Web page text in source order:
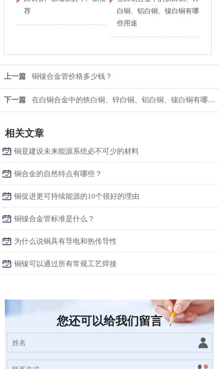
荐
白铜、铝白铜、镍白铜有哪
些用途
上一篇 铜镍合金管价格多少钱？
下一篇 在白铜合金中的铁白铜、锌白铜、铝白铜、镍白铜有哪些用途
相关文章
铜是建设未来能源系统必不可少的材料
铜合金的自然特点有哪些？
铜促进更可持续能源的10个很好的理由
铜镍合金管标准是什么？
为什么说铜具有导电和热传导性
铜镍可以通过所有常规工艺焊接
您还可以给我们留言